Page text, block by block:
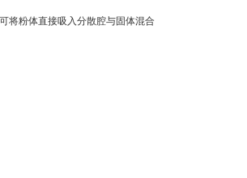
将粉体直接吸入分散腔与固体混合